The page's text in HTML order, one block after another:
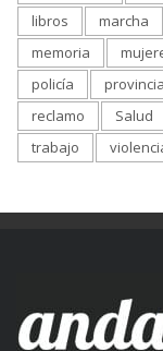
libros
marcha
memoria
policía
provincia
reclamo
Salud
trabajo